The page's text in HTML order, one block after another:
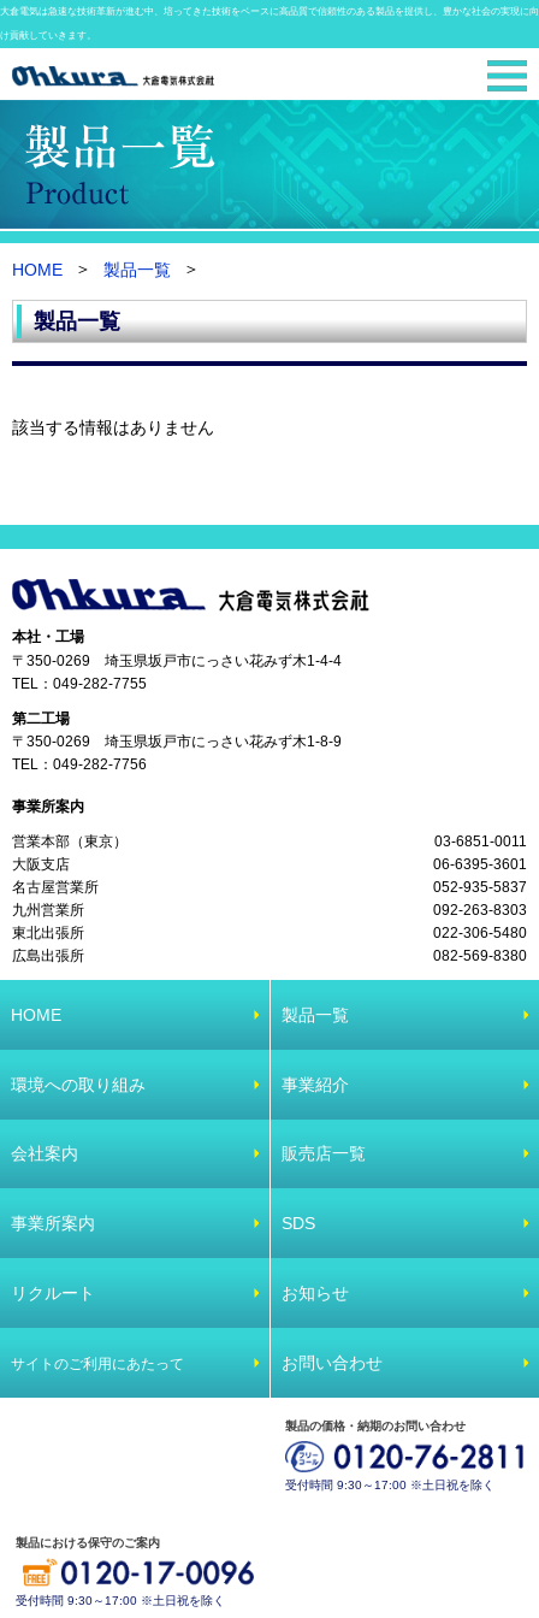
大倉電気は急速な技術革新が進む中、培ってきた技術をベースに高品質で信頼性のある製品を提供し、豊かな社会の実現に向
け貢献していきます。
HOME 製品一覧
製品一覧
該当する情報はありません
本社・工場
〒350-0269 埼玉県坂戸市にっさい花みず木1-4-4
TEL： 049-282-7755
第二工場
〒350-0269 埼玉県坂戸市にっさい花みず木1-8-9
TEL： 049-282-7756
事業所案内
営業本部（東京）
03-6851-0011
大阪支店
06-6395-3601
名古屋営業所
052-935-5837
九州営業所
092-263-8303
東北出張所
022-306-5480
広島出張所
082-569-8380
HOME 製品一覧
環境への取り組み 事業紹介
会社案内 販売店一覧
事業所案内 SDS
リクルート お知らせ
サイトのご利用にあたって お問い合わせ
製品の価格・納期のお問い合わせ
受付時間 9:30～17:00 ※土日祝を除く
製品における保守のご案内
受付時間 9:30～17:00 ※土日祝を除く